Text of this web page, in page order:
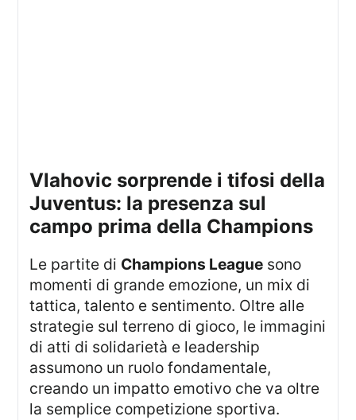
Vlahovic sorprende i tifosi della
Juventus: la presenza sul
campo prima della Champions
Le partite di Champions League sono
momenti di grande emozione, un mix di
tattica, talento e sentimento. Oltre alle
strategie sul terreno di gioco, le immagini
di atti di solidarietà e leadership
assumono un ruolo fondamentale,
creando un impatto emotivo che va oltre
la semplice competizione sportiva.